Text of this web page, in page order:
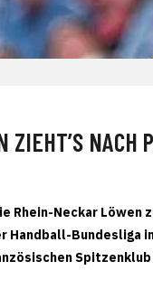
NACH
Rhein-Neckar Löwen
Bundesliga